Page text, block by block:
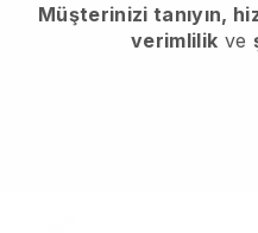
Müşterinizi tanıyın,
verimlilik ve